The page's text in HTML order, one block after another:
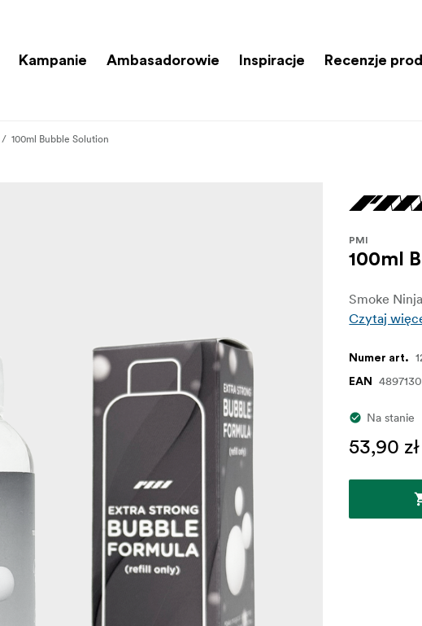
Kampanie Ambasadorowie Inspiracje Recenzje
100ml Bubble Solution
PMI
100ml
Smoke
Czytaj
Numer art.
EAN
Na stanie
53,90 zł